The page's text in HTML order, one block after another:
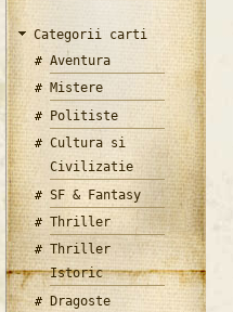
Categorii carti
Aventura
Mistere
Politiste
Cultura si
Civilizatie
SF & Fantasy
Thriller
Thriller
Istoric
Dragoste